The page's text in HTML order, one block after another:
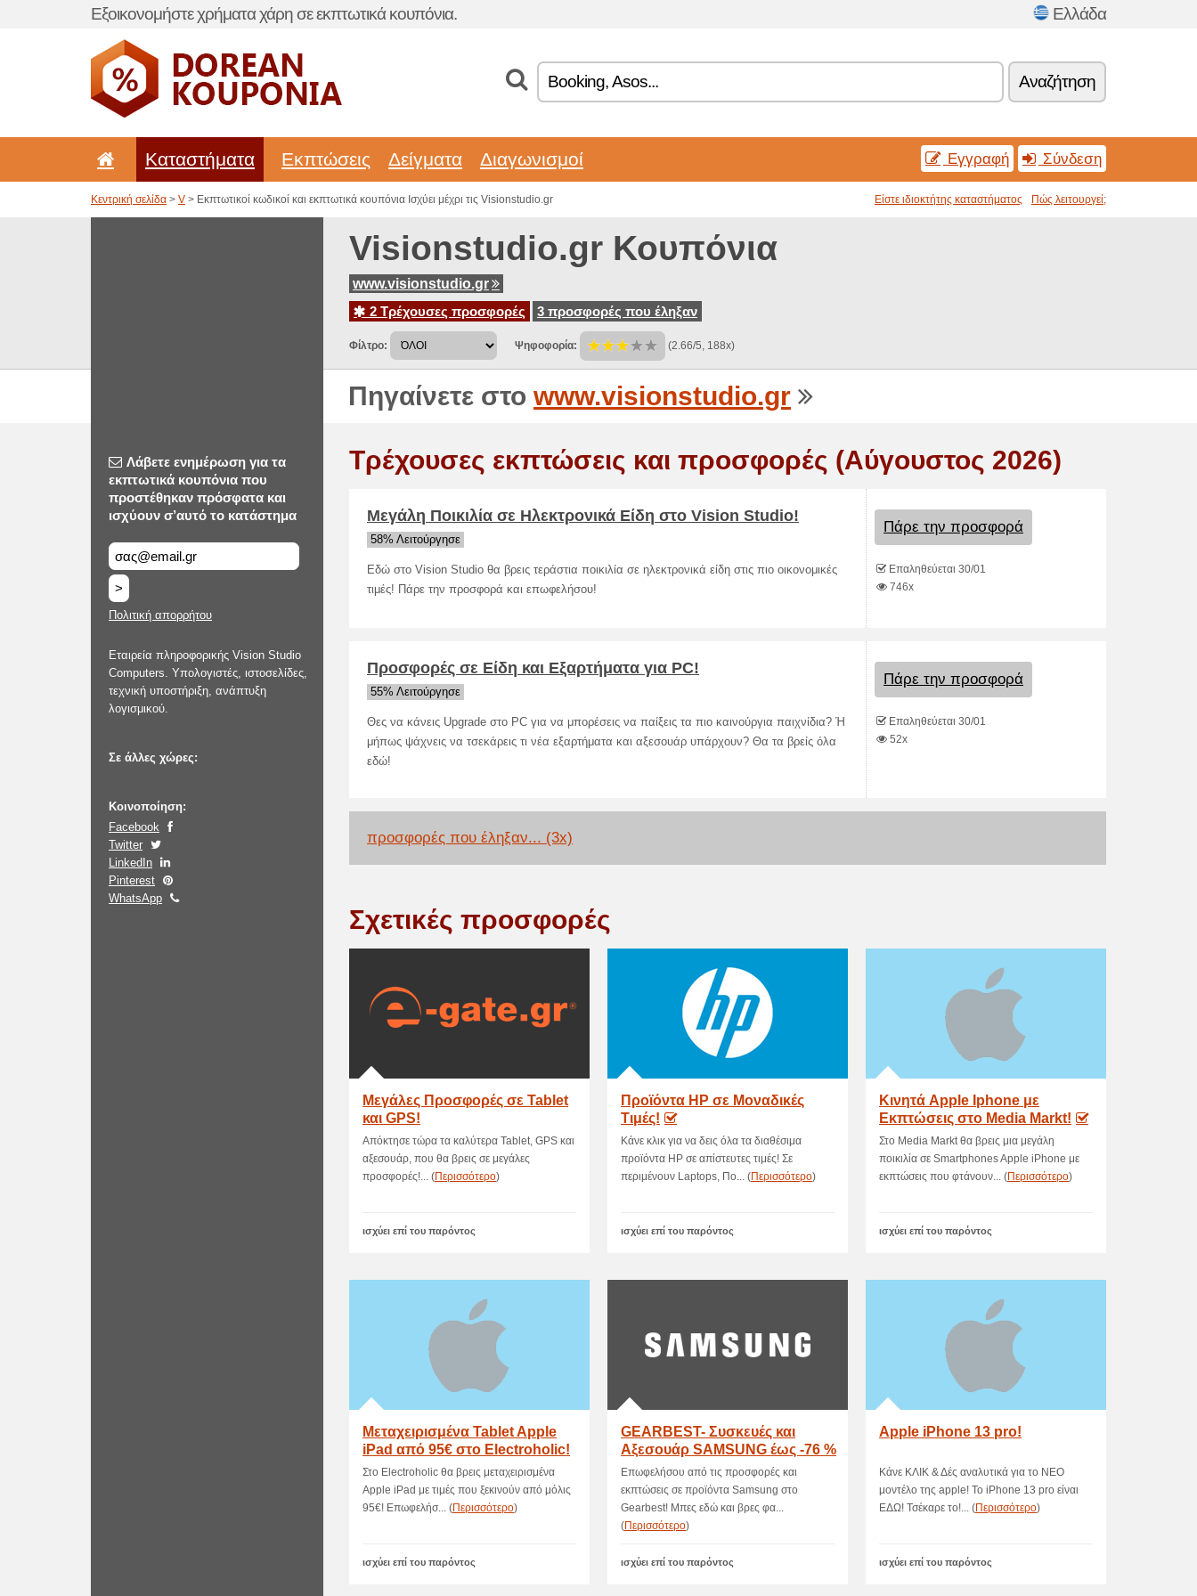
Εξοικονομήστε χρήματα χάρη σε εκπτωτικά κουπόνια. Ελλάδα
Αναζήτηση
Καταστήματα Εκπτώσεις Δείγματα Διαγωνισμοί Εγγραφή Σύνδεση
Κεντρική σελίδα > V > Εκπτωτικοί κωδικοί και εκπτωτικά κουπόνια Ισχύει μέχρι τις Visionstudio.gr Είστε ιδιοκτήτης καταστήματος Πώς λειτουργεί;
Visionstudio.gr Κουπόνια
www.visionstudio.gr
2 Τρέχουσες προσφορές
3 προσφορές που έληξαν
Φίλτρο: Ψηφοφορία: (2.66/5, 188x)
Πηγαίνετε στο www.visionstudio.gr
Λάβετε ενημέρωση για τα
εκπτωτικά κουπόνια που
προστέθηκαν πρόσφατα και
ισχύουν σ’αυτό το κατάστημα
>
Πολιτική απορρήτου
Εταιρεία πληροφορικής Vision Studio
Computers. Υπολογιστές, ιστοσελίδες,
τεχνική υποστήριξη, ανάπτυξη
λογισμικού.
Σε άλλες χώρες:
Κοινοποίηση:
Facebook
Twitter
LinkedIn
Pinterest
WhatsApp
Τρέχουσες εκπτώσεις και προσφορές (Αύγουστος 2026)
Μεγάλη Ποικιλία σε Ηλεκτρονικά Είδη στο Vision Studio!
58% Λειτούργησε
Εδώ στο Vision Studio θα βρεις τεράστια ποικιλία σε ηλεκτρονικά είδη στις πιο οικονομικές
τιμές! Πάρε την προσφορά και επωφελήσου!
Πάρε την προσφορά
Επαληθεύεται 30/01
746x
Προσφορές σε Είδη και Εξαρτήματα για PC!
55% Λειτούργησε
Θες να κάνεις Upgrade στο PC για να μπορέσεις να παίξεις τα πιο καινούργια παιχνίδια? Ή
μήπως ψάχνεις να τσεκάρεις τι νέα εξαρτήματα και αξεσουάρ υπάρχουν? Θα τα βρείς όλα
εδώ!
Πάρε την προσφορά
Επαληθεύεται 30/01
52x
προσφορές που έληξαν... (3x)
Σχετικές προσφορές
Μεγάλες Προσφορές σε Tablet
και GPS!
Απόκτησε τώρα τα καλύτερα Tablet, GPS και
αξεσουάρ, που θα βρεις σε μεγάλες
προσφορές!... (Περισσότερο)
ισχύει επί του παρόντος
Προϊόντα HP σε Μοναδικές
Τιμές!
Κάνε κλικ για να δεις όλα τα διαθέσιμα
προϊόντα HP σε απίστευτες τιμές! Σε
περιμένουν Laptops, Πο... (Περισσότερο)
ισχύει επί του παρόντος
Κινητά Apple Iphone με
Εκπτώσεις στο Media Markt!
Στο Media Markt θα βρεις μια μεγάλη
ποικιλία σε Smartphones Apple iPhone με
εκπτώσεις που φτάνουν... (Περισσότερο)
ισχύει επί του παρόντος
Μεταχειρισμένα Tablet Apple
iPad από 95€ στο Electroholic!
Στο Electroholic θα βρεις μεταχειρισμένα
Apple iPad με τιμές που ξεκινούν από μόλις
95€! Επωφελήσ... (Περισσότερο)
ισχύει επί του παρόντος
GEARBEST- Συσκευές και
Αξεσουάρ SAMSUNG έως -76 %
Έκπτωση!
Επωφελήσου από τις προσφορές και
εκπτώσεις σε προϊόντα Samsung στο
Gearbest! Μπες εδώ και βρες φα...
(Περισσότερο)
ισχύει επί του παρόντος
Apple iPhone 13 pro!
Κάνε ΚΛΙΚ & Δές αναλυτικά για το ΝΕΟ
μοντέλο της apple! Το iPhone 13 pro είναι
ΕΔΩ! Τσέκαρε το!... (Περισσότερο)
ισχύει επί του παρόντος